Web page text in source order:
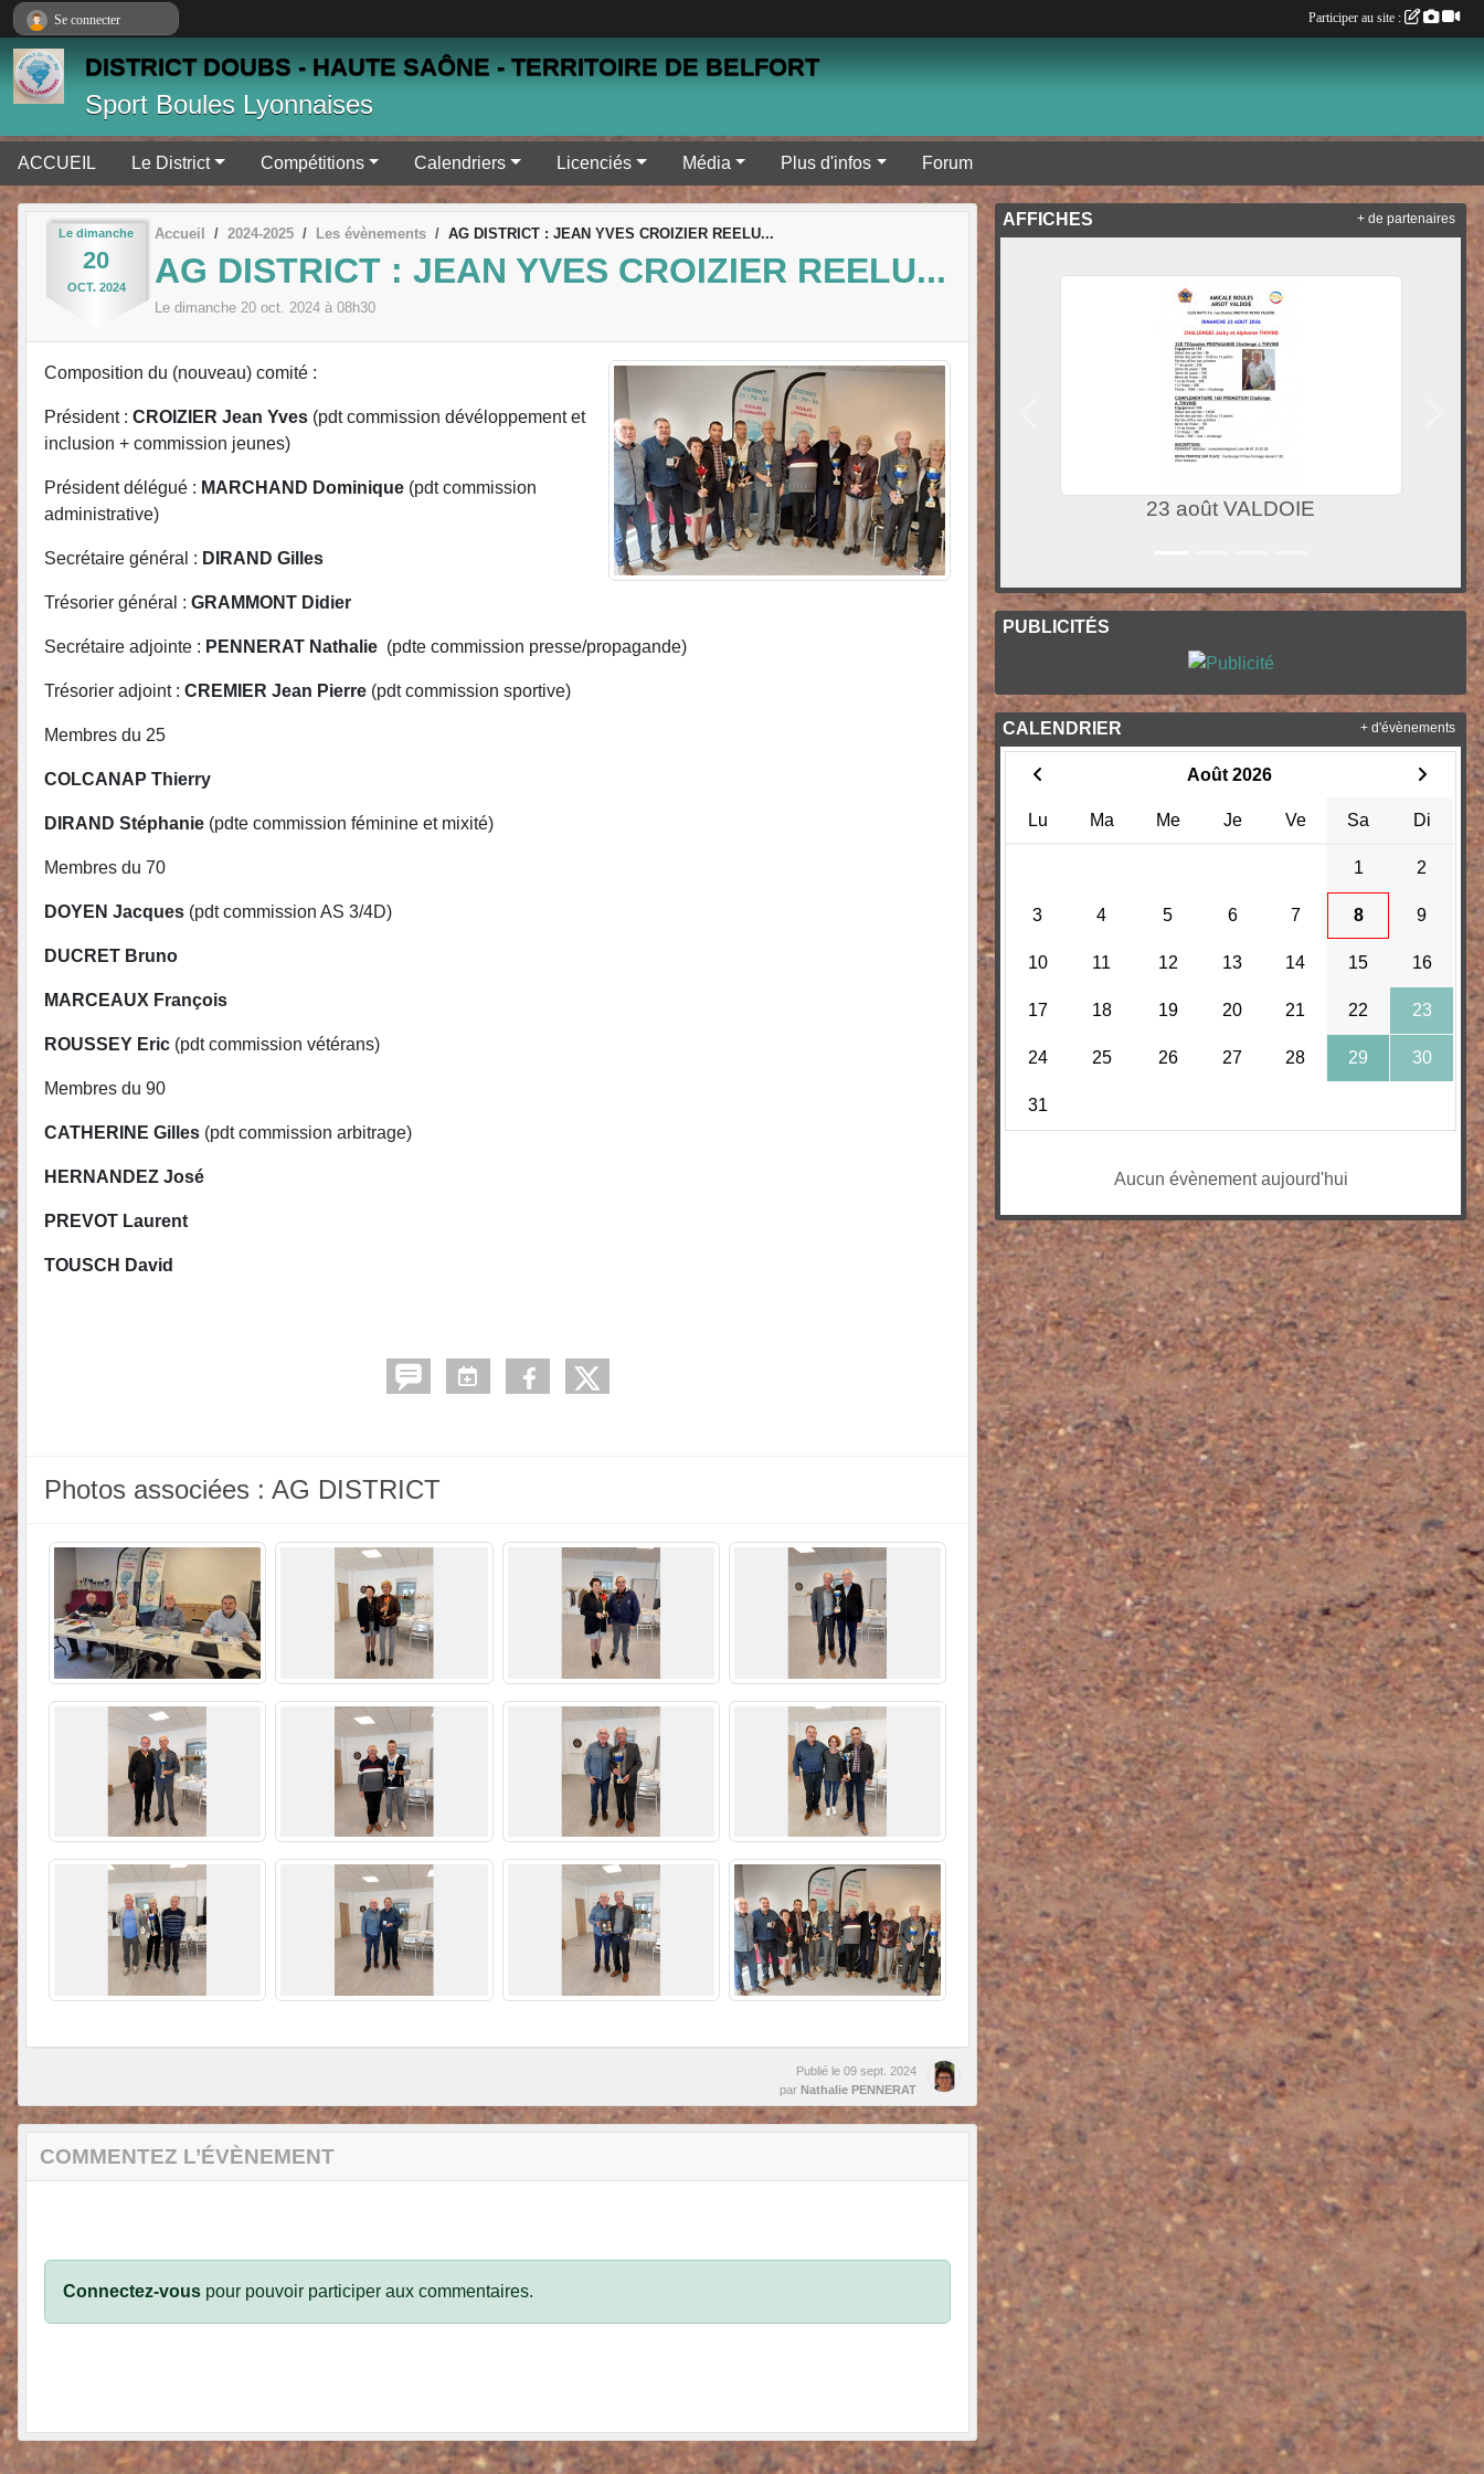
DISTRICT DOUBS - HAUTE SAÔNE - TERRITOIRE DE BELFORT
Sport Boules Lyonnaises
ACCUEIL Le District Compétitions Calendriers Licenciés Média Plus d'infos Forum
Le dimanche
20
OCT. 2024
Accueil 2024-2025 Les évènements AG DISTRICT : JEAN YVES CROIZIER REELU...
AG DISTRICT : JEAN YVES CROIZIER REELU...
Le dimanche 20 oct. 2024 à 08h30
Composition du (nouveau) comité :
Président : CROIZIER Jean Yves (pdt commission dévéloppement et
inclusion + commission jeunes)
Président délégué : MARCHAND Dominique (pdt commission
administrative)
Secrétaire général : DIRAND Gilles
Trésorier général : GRAMMONT Didier
Secrétaire adjointe : PENNERAT Nathalie (pdte commission presse/propagande)
Trésorier adjoint : CREMIER Jean Pierre (pdt commission sportive)
Membres du 25
COLCANAP Thierry
DIRAND Stéphanie (pdte commission féminine et mixité)
Membres du 70
DOYEN Jacques (pdt commission AS 3/4D)
DUCRET Bruno
MARCEAUX François
ROUSSEY Eric (pdt commission vétérans)
Membres du 90
CATHERINE Gilles (pdt commission arbitrage)
HERNANDEZ José
PREVOT Laurent
TOUSCH David
Photos associées : AG DISTRICT
Publié le09 sept. 2024
parNathalie PENNERAT
COMMENTEZ L’ÉVÈNEMENT
Connectez-vous pour pouvoir participer aux commentaires.
AFFICHES
23 août VALDOIE 29 août LUXEUIL
+ de partenaires
PUBLICITÉS
CALENDRIER
Août 2026
Lu Ma Me Je Ve Sa Di
1 2
3 4 5 6 7 8 9
10 11 12 13 14 15 16
17 18 19 20 21 22 23
24 25 26 27 28 29 30
31
Aucun évènement aujourd'hui
+ d'évènements
Se connecter Participer au site :
Panneau de gestion des cookies